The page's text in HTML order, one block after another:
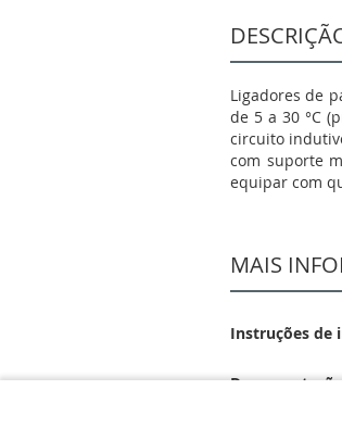
Ligadores de
de 5 a 30 °C
circuito
com suporte
equipar com
MAIS
Instruções de